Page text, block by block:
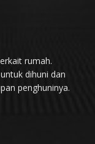
rumah.
dihuni dan
penghuninya.